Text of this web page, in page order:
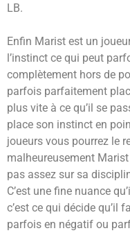
LB.
Enfin Marist est un
l’instinct ce qui peut
complètement hors de
parfois parfaitement
plus vite à ce qu’il se
place son instinct en
joueurs vous pourrez le
malheureusement
pas assez sur sa
C’est une fine nuance
c’est ce qui décide qu’il
parfois en négatif ou